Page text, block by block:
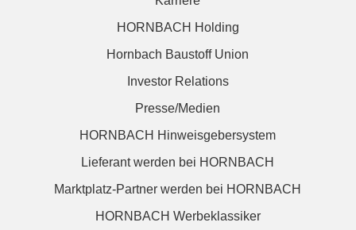
HORNBACH Holding
Hornbach Baustoff Union
Investor Relations
Presse/Medien
HORNBACH Hinweisgebersystem
Lieferant werden bei HORNBACH
Marktplatz-Partner werden bei HORNBACH
HORNBACH Werbeklassiker